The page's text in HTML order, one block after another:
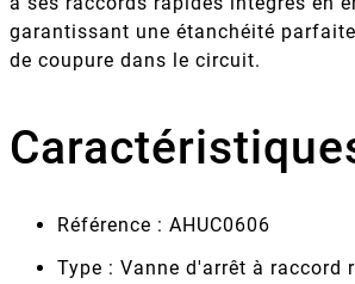
garantissant une étanchéité
de coupure dans le circuit.
Référence : AHUC0606
Type : Vanne d'arrêt à raccord